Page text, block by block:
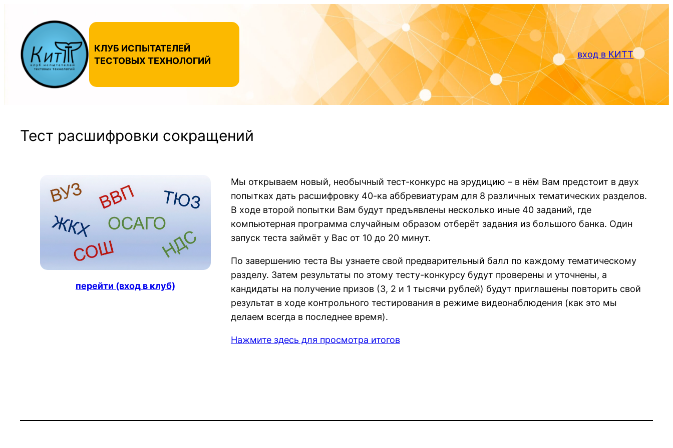
содержимому
КЛУБ ИСПЫТАТЕЛЕЙ
ТЕСТОВЫХ ТЕХНОЛОГИЙ
вход в КИТТ
Тест расшифровки сокращений
перейти (вход в клуб)
Мы открываем новый, необычный тест-конкурс на эрудицию – в нём Вам предстоит в двух
попытках дать расшифровку 40-ка аббревиатурам для 8 различных тематических разделов.
В ходе второй попытки Вам будут предъявлены несколько иные 40 заданий, где
компьютерная программа случайным образом отберёт задания из большого банка. Один
запуск теста займёт у Вас от 10 до 20 минут.
По завершению теста Вы узнаете свой предварительный балл по каждому тематическому
разделу. Затем результаты по этому тесту-конкурсу будут проверены и уточнены, а
кандидаты на получение призов (3, 2 и 1 тысячи рублей) будут приглашены повторить свой
результат в ходе контрольного тестирования в режиме видеонаблюдения (как это мы
делаем всегда в последнее время).
Нажмите здесь для просмотра итогов